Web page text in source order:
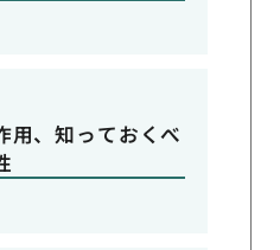
用、知っておくべ